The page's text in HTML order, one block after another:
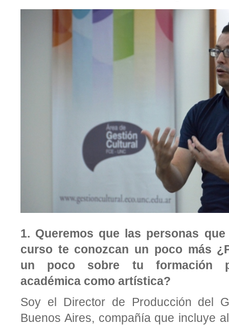
1. Queremos que las personas
curso te conozcan un poco más
un poco sobre tu formación
académica como artística?
Soy el Director de Producción del
Buenos Aires, compañía que incluye